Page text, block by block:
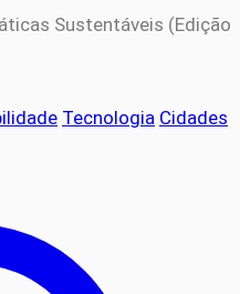
Sustentáveis (Edição
Tecnologia Cidades